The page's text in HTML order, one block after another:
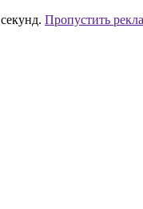
секунд. Пропустить